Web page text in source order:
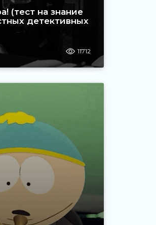
(тест на знание
детективных
11712